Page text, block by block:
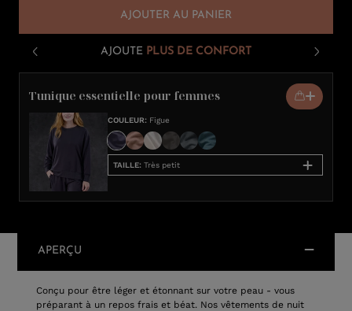
AJOUTER AU PANIER
AJOUTE PLUS DE CONFORT
Tunique essentielle pour femmes
COULEUR: Figue
TAILLE: Très petit
APERÇU
Conçu pour être léger et étonnant sur votre peau - vous
préparant à un repos frais et béat. Nos vêtements de nuit